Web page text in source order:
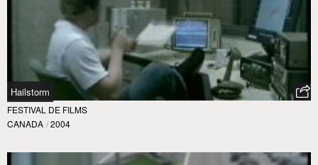
Hailstorm
FESTIVAL DE FILMS
CANADA / 2004